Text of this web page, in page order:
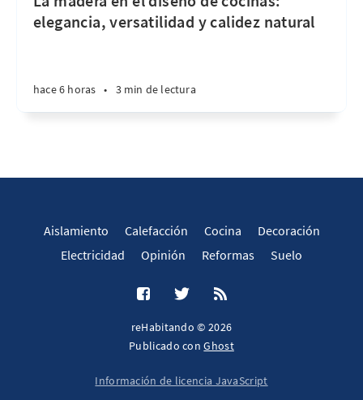
elegancia, versatilidad y calidez natural
hace 6 horas • 3 min de lectura
Aislamiento Calefacción Cocina
Decoración
Electricidad
Opinión Reformas Suelo
reHabitando © 2026
Publicado conGhost
Información de licencia JavaScript